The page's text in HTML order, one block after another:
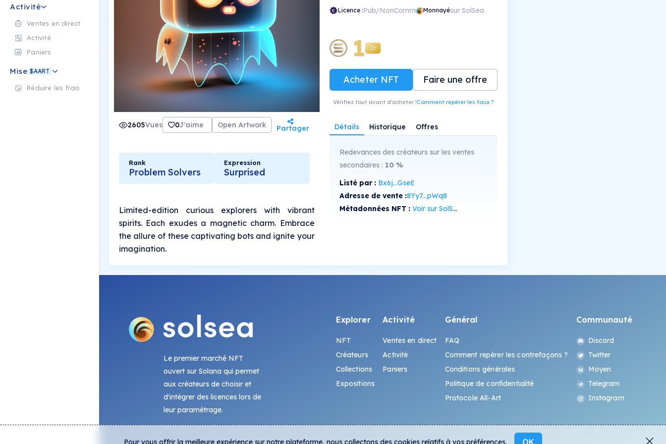
Activité
Ventes en direct
Activité
Paniers
Mise $AART
Réduire les frais
2605Vues 0J'aime Open Artwork Partager
Rank
Problem Solvers
Expression
Surprised
Limited-edition curious explorers with vibrant
spirits. Each exudes a magnetic charm. Embrace
the allure of these captivating bots and ignite your
imagination.
Licence :Pub/NonComm Monnayésur SolSea
1 Or
Acheter NFT Faire une offre
Vérifiez tout avant d'acheter !Comment repérer les faux ?
Détails Historique Offres
Redevances des créateurs sur les ventes
secondaires : 10%
Listé par : Bx6j...GseE
Adresse de vente :8Yy7...pWq8
Métadonnées NFT : Voir sur SolScan
Le premier marché NFT
ouvert sur Solana qui permet
aux créateurs de choisir et
d'intégrer des licences lors de
leur paramétrage.
Explorer
NFT
Créateurs
Collections
Expositions
Activité
Ventes en direct
Activité
Paniers
Général
FAQ
Comment repérer les contrefaçons ?
Conditions générales
Politique de confidentialité
Protocole All-Art
Communauté
Discord
Twitter
Moyen
Telegram
Instagram
Pour vous offrir la meilleure expérience sur notre plateforme, nous collectons des cookies relatifs à vos préférences. OK